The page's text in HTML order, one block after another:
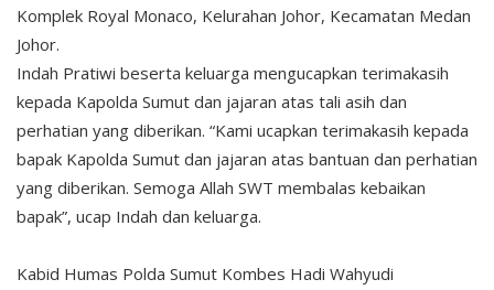
Komplek Royal Monaco, Kelurahan Johor, Kecamatan Medan
Johor.
Indah Pratiwi beserta keluarga mengucapkan terimakasih
kepada Kapolda Sumut dan jajaran atas tali asih dan
perhatian yang diberikan. “Kami ucapkan terimakasih kepada
bapak Kapolda Sumut dan jajaran atas bantuan dan perhatian
yang diberikan. Semoga Allah SWT membalas kebaikan
bapak”, ucap Indah dan keluarga.
Kabid Humas Polda Sumut Kombes Hadi Wahyudi